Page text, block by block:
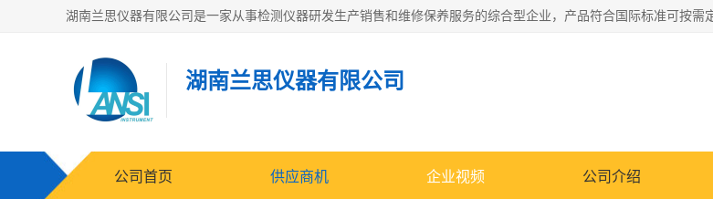
湖南兰思仪器有限公司
公司首页 供应商机 企业视频 公司介绍